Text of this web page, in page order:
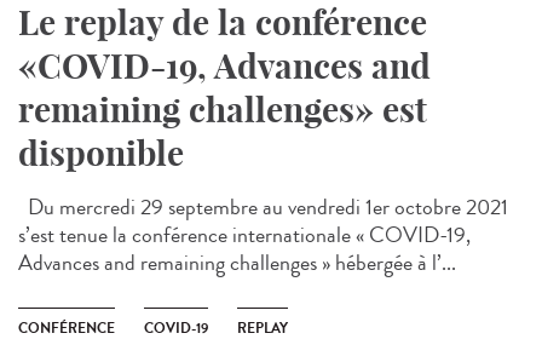
Le replay de la conférence
«COVID-19, Advances and
remaining challenges» est
disponible
Du mercredi 29 septembre au vendredi 1er octobre 2021
s’est tenue la conférence internationale « COVID-19,
Advances and remaining challenges » hébergée à l’...
CONFÉRENCE COVID-19 REPLAY